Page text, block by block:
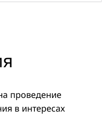
проведение
в интересах